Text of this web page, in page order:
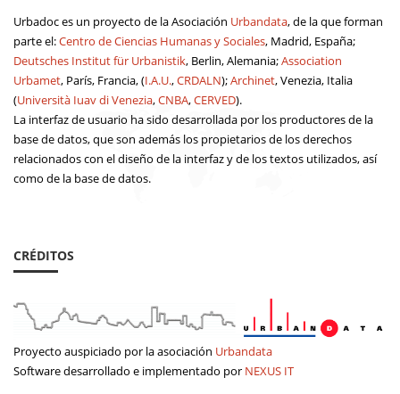
Urbadoc es un proyecto de la Asociación Urbandata, de la que forman
parte el:Centro de Ciencias Humanas y Sociales, Madrid, España;
Deutsches Institut für Urbanistik, Berlin, Alemania;Association
Urbamet, París, Francia, (I.A.U.,CRDALN);Archinet, Venezia, Italia
(Università Iuav di Venezia,CNBA,CERVED).
La interfaz de usuario ha sido desarrollada por los productores de la
base de datos, que son además los propietarios de los derechos
relacionados con el diseño de la interfaz y de los textos utilizados, así
como de la base de datos.
CRÉDITOS
Proyecto auspiciado por la asociación Urbandata
Software desarrollado e implementado por NEXUS IT